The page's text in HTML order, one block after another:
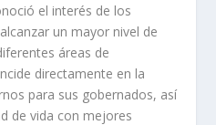
el interés de los
un mayor nivel de
áreas de
directamente en la
para sus gobernados, así
de vida con mejores